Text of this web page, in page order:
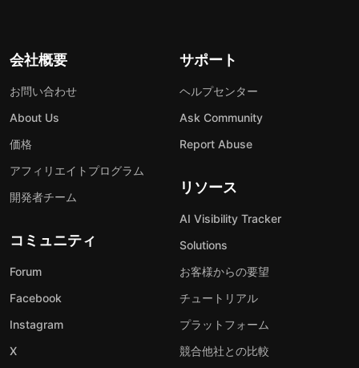
会社概要
お問い合わせ
About Us
価格
アフィリエイトプログラム
開発者チーム
コミュニティ
Forum
Facebook
Instagram
X
サポート
ヘルプセンター
Ask Community
Report Abuse
リソース
AI Visibility Tracker
Solutions
お客様からの要望
チュートリアル
プラットフォーム
競合他社との比較